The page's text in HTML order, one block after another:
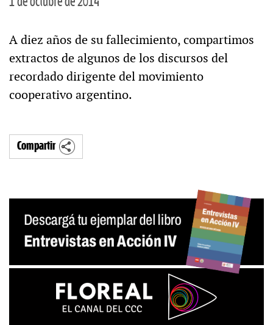
A diez años de su fallecimiento, compartimos
extractos de algunos de los discursos del
recordado dirigente del movimiento
cooperativo argentino.
Compartir